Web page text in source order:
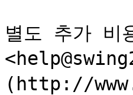
별도 추가 비
(http://